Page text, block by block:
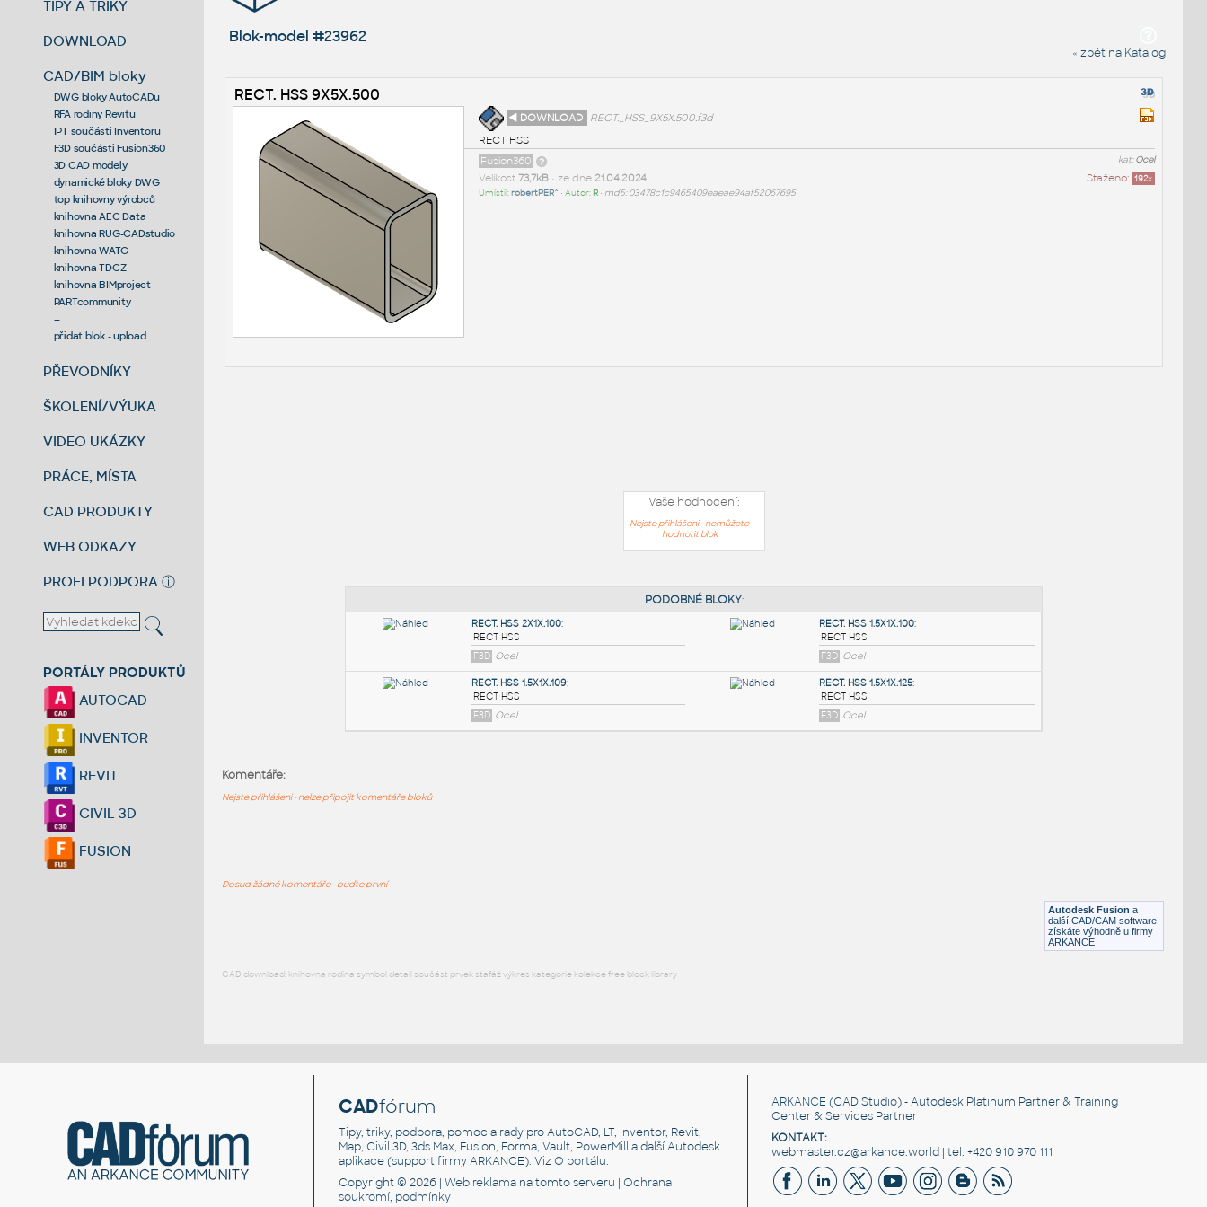
TIPY A TRIKY
DOWNLOAD
CAD/BIM bloky
DWG bloky AutoCADu
RFA rodiny Revitu
IPT součásti Inventoru
F3D součásti Fusion360
3D CAD modely
dynamické bloky DWG
top knihovny výrobců
knihovna AEC Data
knihovna RUG-CADstudio
knihovna WATG
knihovna TDCZ
knihovna BIMproject
PARTcommunity
--
přidat blok - upload
PŘEVODNÍKY
ŠKOLENÍ/VÝUKA
VIDEO UKÁZKY
PRÁCE, MÍSTA
CAD PRODUKTY
WEB ODKAZY
PROFI PODPORA ⓘ
PORTÁLY PRODUKTŮ
AUTOCAD
INVENTOR
REVIT
CIVIL 3D
FUSION
Blok-model #23962
« zpět na Katalog
RECT. HSS 9X5X.500
◄ DOWNLOAD
RECT._HSS_9X5X.500.f3d
RECT HSS
kat:Ocel
Fusion360
Staženo: 192x
Velikost 73,7kB• ze dne 21.04.2024
Umístil:robertPER^ • Autor: R• md5: 03478c1c9465409eaeae94af52067695
Vaše hodnocení:
Nejste přihlášeni - nemůžete
hodnotit blok
Autodesk Fusion a
další CAD/CAM software
získáte výhodně u firmy
ARKANCE
Komentáře:
Nejste přihlášeni - nelze připojit komentáře bloků
Dosud žádné komentáře - buďte první
CAD download: knihovna rodina symbol detail součást prvek stafáž výkres kategorie kolekce free block library
CADfórum
Tipy, triky, podpora, pomoc a rady pro AutoCAD, LT, Inventor, Revit,
Map, Civil 3D, 3ds Max, Fusion, Forma, Vault, PowerMill a další Autodesk
aplikace (support firmy ARKANCE). VizO portálu.
Copyright © 2026 |Web reklama na tomto serveru |Ochrana
soukromí, podmínky
ARKANCE (CAD Studio) - Autodesk Platinum Partner & Training
Center & Services Partner
KONTAKT:
webmaster.cz@arkance.world | tel. +420 910 970 111